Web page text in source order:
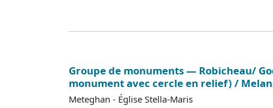
Groupe de monuments — Robicheau/
monument avec cercle en relief) /
Meteghan - Église Stella-Maris